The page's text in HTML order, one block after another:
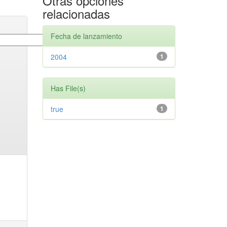
relacionadas
Fecha de lanzamiento
1
2004
Has File(s)
1
true